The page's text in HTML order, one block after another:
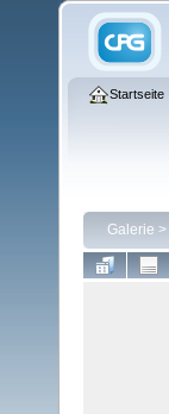
Startseite
Galerie >